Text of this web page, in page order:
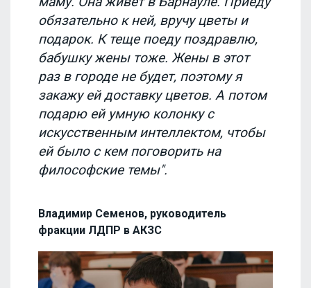
обязательно к ней, вручу цветы и
подарок. К теще поеду поздравлю,
бабушку жены тоже. Жены в этот
раз в городе не будет, поэтому я
закажу ей доставку цветов. А потом
подарю ей умную колонку с
искусственным интеллектом, чтобы
ей было с кем поговорить на
философские темы".
Владимир Семенов, руководитель
фракции ЛДПР в АКЗС